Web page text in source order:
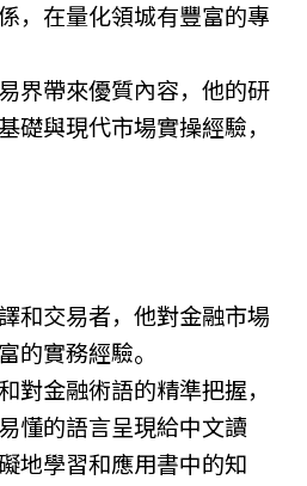
，在量化領城有豐富的專
界帶來優質內容，他的研
礎與現代市場實操經驗，
和交易者，他對金融市場
的實務經驗。
對金融術語的精準把握，
懂的語言呈現給中文讀
地學習和應用書中的知